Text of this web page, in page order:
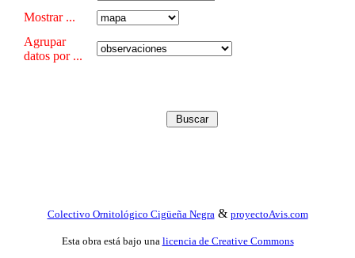
Mostrar ...
Agrupar
datos por ...
Colectivo Ornitológico Cigüeña Negra & proyectoAvis.com
Esta obra está bajo una licencia de Creative Commons